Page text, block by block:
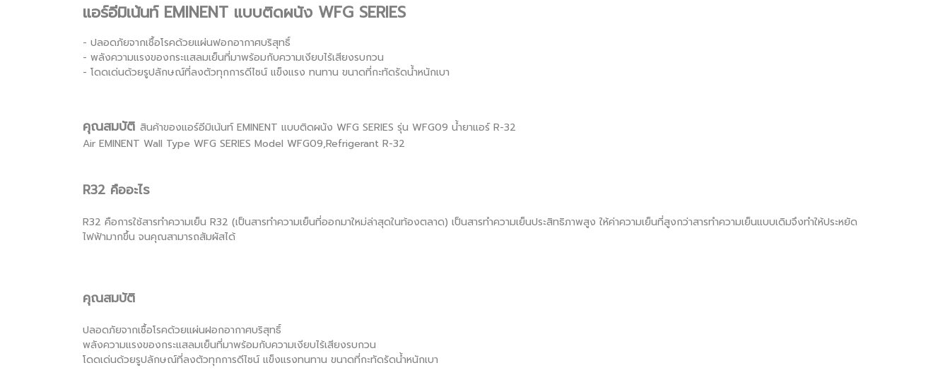
แอร์อีมิเน้นท์ EMINENT แบบติดผนัง WFG SERIES
- ปลอดภัยจากเชื้อโรคด้วยแผ่นฟอกอากาศบริสุทธิ์
- พลังความแรงของกระแสลมเย็นที่มาพร้อมกับความเงียบไร้เสียงรบกวน
- โดดเด่นด้วยรูปลักษณ์ที่ลงตัวทุกการดีไซน์ แข็งแรง ทนทาน ขนาดที่กะทัดรัดน้ำหนักเบา
คุณสมบัติ สินค้าของแอร์อีมิเน้นท์ EMINENT แบบติดผนัง WFG SERIES รุ่น WFG09 น้ำยาแอร์ R-32
Air EMINENT Wall Type WFG SERIES Model WFG09,Refrigerant R-32
R32 คืออะไร
R32 คือการใช้สารทำความเย็น R32 (เป็นสารทำความเย็นที่ออกมาใหม่ล่าสุดในท้องตลาด) เป็นสารทำความเย็นประสิทธิภาพสูง ให้ค่าความเย็นที่สูงกว่าสารทำความเย็นแบบเดิมจึงทำให้ประหยัด
ไฟฟ้ามากขึ้น จนคุณสามารถสัมผัสได้
คุณสมบัติ
ปลอดภัยจากเชื้อโรคด้วยแผ่นฝอกอากาศบริสุทธิ์
พลังความแรงของกระแสลมเย็นที่มาพร้อมกับความเงียบไร้เสียงรบกวน
โดดเด่นด้วยรูปลักษณ์ที่ลงตัวทุกการดีไซน์ แข็งแรงทนทาน ขนาดที่กะทัดรัดน้ำหนักเบา